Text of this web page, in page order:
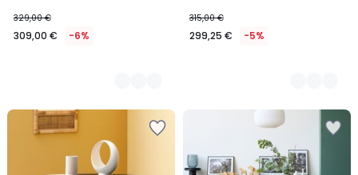
329,00 €
309,00 € -6%
315,00 €
299,25 € -5%